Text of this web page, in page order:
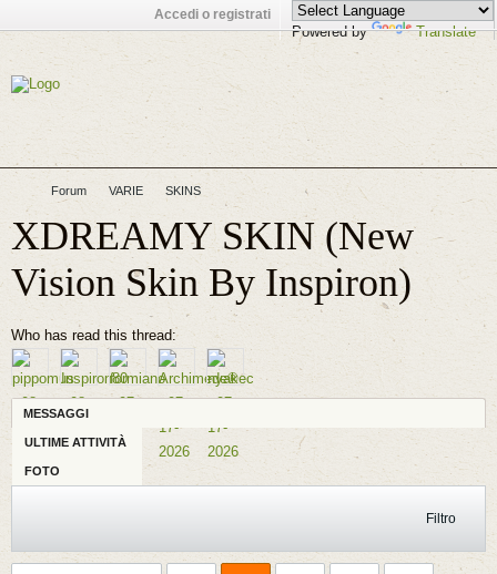
Accedi o registrati
Powered by Translate
Forum VARIE SKINS
XDREAMY SKIN (New
Vision Skin By Inspiron)
Who has read this thread:
MESSAGGI
ULTIME ATTIVITÀ
FOTO
Filtro